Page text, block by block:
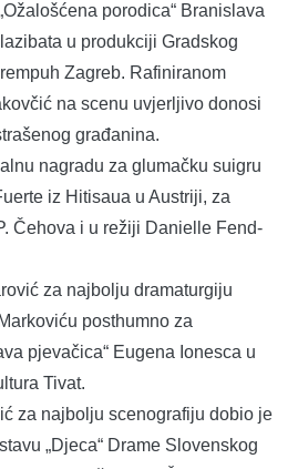
porodica“ Branislava
u produkciji Gradskog
Zagreb. Rafiniranom
na scenu uvjerljivo donosi
građanina.
nagradu za glumačku suigru
iz Hitisaua u Austriji, za
Čehova i u režiji Danielle Fend-
za najbolju dramaturgiju
posthumno za
pjevačica“ Eugena Ionesca u
Tivat.
za najbolju scenografiju dobio je
„Djeca“ Drame Slovenskog